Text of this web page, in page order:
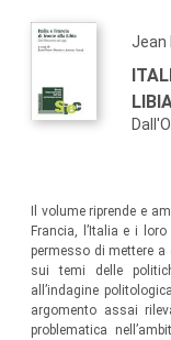
Jean
Il volume riprende e
Francia, l’Italia e i
permesso di mettere
sui temi delle
all’indagine
argomento assai
problematica